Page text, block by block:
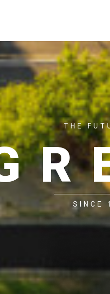
THE
SINCE